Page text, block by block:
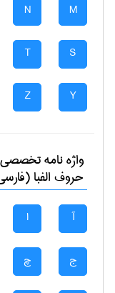
M
N
S
T
Y
Z
واژه نامه تخصصی
حروف الفبا
آ ا
ج چ